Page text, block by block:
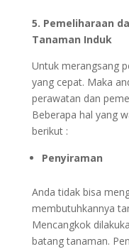
5. Pemeliharaan
Tanaman Induk
Untuk merangsang
yang cepat. Maka
perawatan dan
Beberapa hal yang
berikut :
Penyiraman
Anda tidak bisa
membutuhkannya
Mencangkok
batang tanaman.